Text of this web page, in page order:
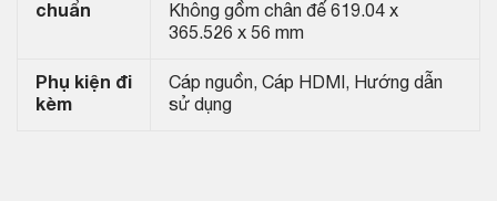
chuẩn
Không gồm chân đế 619.04 x
365.526 x 56 mm
Phụ kiện đi
kèm
Cáp nguồn, Cáp HDMI, Hướng dẫn
sử dụng